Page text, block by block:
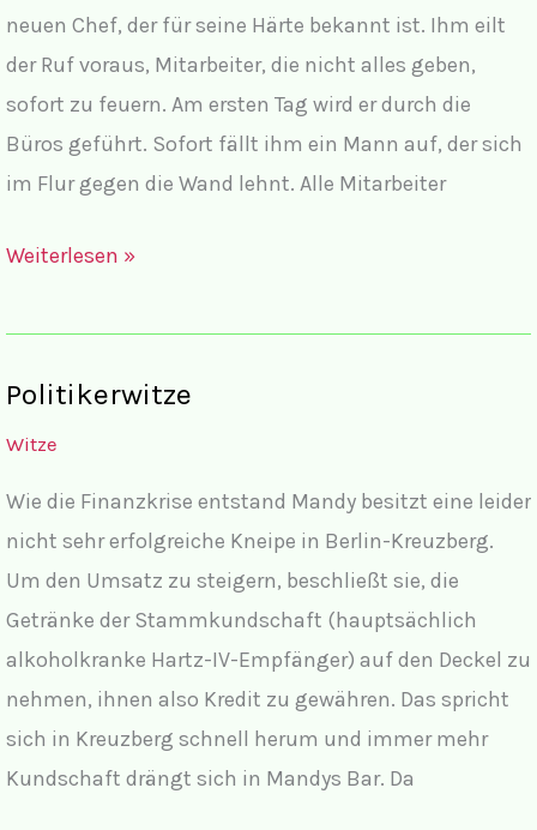
neuen Chef, der für seine Härte bekannt ist. Ihm eilt
der Ruf voraus, Mitarbeiter, die nicht alles geben,
sofort zu feuern. Am ersten Tag wird er durch die
Büros geführt. Sofort fällt ihm ein Mann auf, der sich
im Flur gegen die Wand lehnt. Alle Mitarbeiter
Unternehmerwitze
Weiterlesen »
Politikerwitze
Witze
Wie die Finanzkrise entstand Mandy besitzt eine leider
nicht sehr erfolgreiche Kneipe in Berlin-Kreuzberg.
Um den Umsatz zu steigern, beschließt sie, die
Getränke der Stammkundschaft (hauptsächlich
alkoholkranke Hartz-IV-Empfänger) auf den Deckel zu
nehmen, ihnen also Kredit zu gewähren. Das spricht
sich in Kreuzberg schnell herum und immer mehr
Kundschaft drängt sich in Mandys Bar. Da